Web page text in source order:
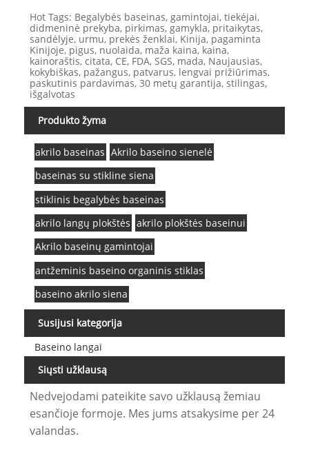
Hot Tags: Begalybės baseinas, gamintojai, tiekėjai,
didmeninė prekyba, pirkimas, gamykla, pritaikytas,
sandėlyje, urmu, prekės ženklai, Kinija, pagaminta
Kinijoje, pigus, nuolaida, maža kaina, kaina,
kainoraštis, citata, CE, FDA, SGS, mada, Naujausias,
kokybiškas, pažangus, patvarus, lengvai prižiūrimas,
paskutinis pardavimas, 30 metų garantija, stilingas,
išgalvotas
Produkto žyma
akrilo baseinas Akrilo baseino sienelė
baseinas su stikline siena
stiklinis begalybės baseinas
akrilo langų plokštės akrilo plokštės baseinui
Akrilo baseinų gamintojai
antžeminis baseino organinis stiklas
baseino akrilo siena
Susijusi kategorija
Baseino langai
Siųsti užklausą
Nedvejodami pateikite savo užklausą žemiau
esančioje formoje. Mes jums atsakysime per 24
valandas.